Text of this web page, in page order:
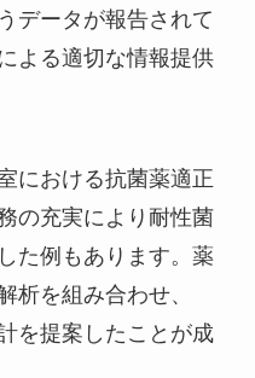
データが報告されて
よる適切な情報提供
における抗菌薬適正
の充実により耐性菌
た例もあります。薬
析を組み合わせ、
を提案したことが成